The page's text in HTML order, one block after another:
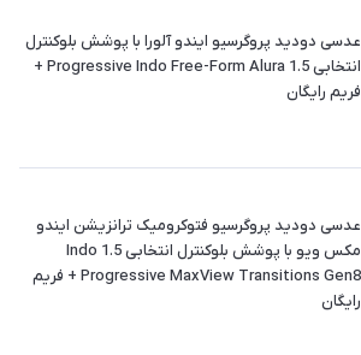
عدسی دودید پروگرسیو ایندو آلورا با پوشش بلوکنترل
انتخابی 1.5 Progressive Indo Free-Form Alura +
فريم رايگان
عدسی دودید پروگرسیو فتوکرومیک ترانزیشن ایندو
مکس ویو با پوشش بلوکنترل انتخابی 1.5 Indo
Progressive MaxView Transitions Gen8 + فريم
رايگان